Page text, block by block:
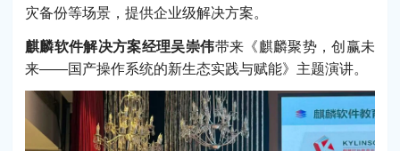
灾备份等场景，提供企业级解决方案。
麒麟软件解决方案经理吴崇伟带来《麒麟聚势，创赢未
来——国产操作系统的新生态实践与赋能》主题演讲。